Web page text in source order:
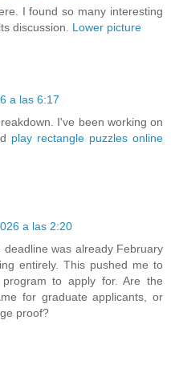
I found so many interesting
discussion. Lower picture
a las 6:17
I've been working on
play rectangle puzzles online
a las 2:20
deadline was already February
entirely. This pushed me to
to apply for. Are the
for graduate applicants, or
proof?